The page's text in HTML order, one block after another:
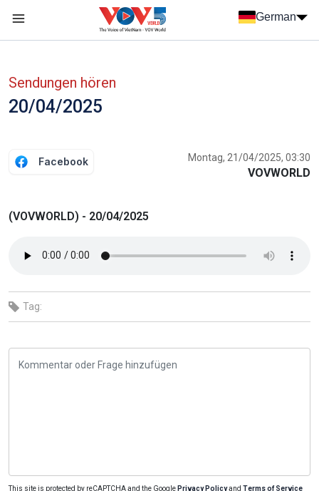
German
Sendungen hören
20/04/2025
Facebook Montag, 21/04/2025, 03:30
VOVWORLD
(VOVWORLD) - 20/04/2025
Tag:
This site is protected by reCAPTCHA and the Google Privacy Policyand Terms of Service